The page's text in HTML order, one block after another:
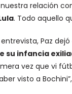
relación
. Todo aquello
Paz
su infancia
vez que vi
visto a